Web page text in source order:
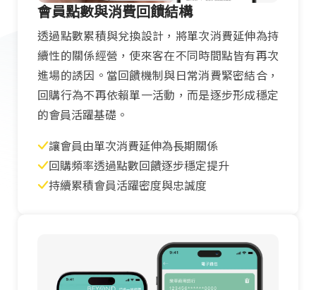
會員點數與消費回饋結構
透過點數累積與兌換設計，將單次消費延伸為持
續性的關係經營，使來客在不同時間點皆有再次
進場的誘因。當回饋機制與日常消費緊密結合，
回購行為不再依賴單一活動，而是逐步形成穩定
的會員活躍基礎。
讓會員由單次消費延伸為長期關係
回購頻率透過點數回饋逐步穩定提升
持續累積會員活躍密度與忠誠度